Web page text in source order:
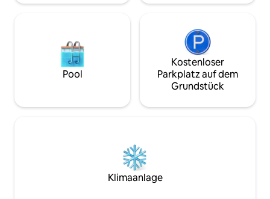
Pool
Kostenloser
Parkplatz auf dem
Grundstück
Klimaanlage